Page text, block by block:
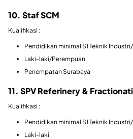
10. Staf SCM
Kualifikasi :
Pendidikan minimal S1 Teknik
Laki-laki/Perempuan
Penempatan Surabaya
11. SPV Referinery &
Kualifikasi :
Pendidikan minimal S1 Teknik
Laki-laki